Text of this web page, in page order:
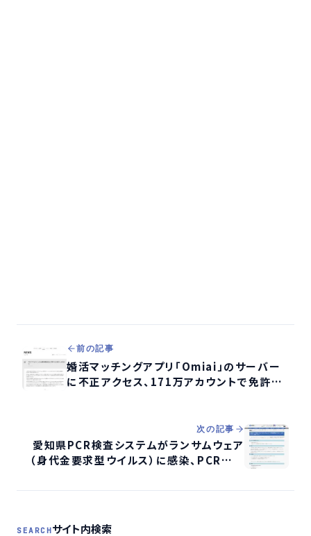
前の記事
婚活マッチングアプリ「Omiai」のサーバー
に不正アクセス、171万アカウントで免許
次の記事
愛知県PCR検査システムがランサムウェア
（身代金要求型ウイルス）に感染、PCR検査
SEARCHサイト内検索